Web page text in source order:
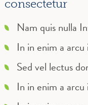
consectetur
Nam quis nulla
In in enim a
Sed vel lectus
In in enim a